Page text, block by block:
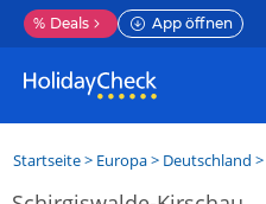
% Deals App öffnen
Startseite> Europa> Deutschland >